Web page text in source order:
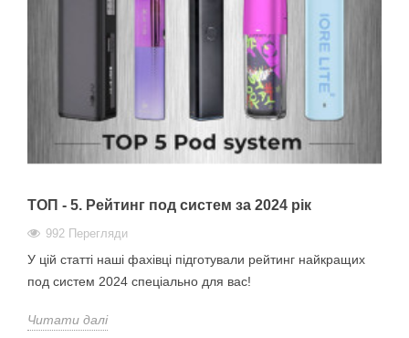
ТОП - 5. Рейтинг под систем за 2024 рік
992 Перегляди
У цій статті наші фахівці підготували рейтинг найкращих
под систем 2024 спеціально для вас!
Читати далі